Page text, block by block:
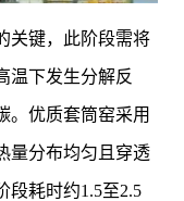
关键，此阶段需将
温下发生分解反
。优质套筒窑采用
量分布均匀且穿透
段耗时约1.5至2.5